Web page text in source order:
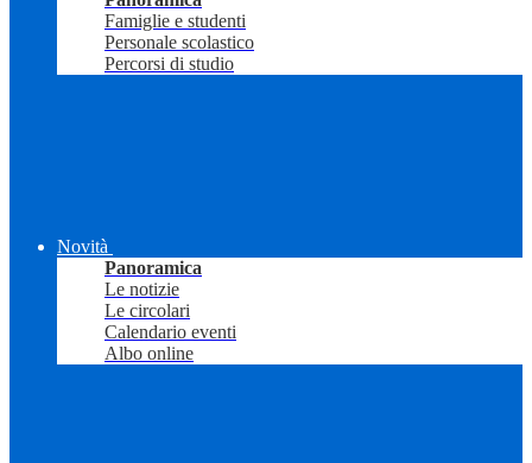
Famiglie e studenti
Personale scolastico
Percorsi di studio
Novità
Panoramica
Le notizie
Le circolari
Calendario eventi
Albo online